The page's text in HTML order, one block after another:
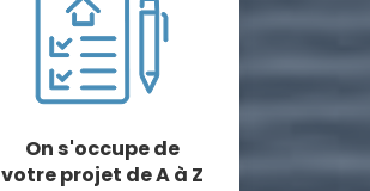
On s'occupe de
votre projet de A à Z